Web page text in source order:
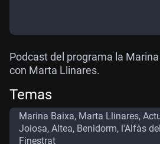
Podcast del programa la
con Marta Llinares.
Temas
Marina Baixa, Marta Llinares,
Joiosa, Altea, Benidorm, l'Alfàs
Finestrat